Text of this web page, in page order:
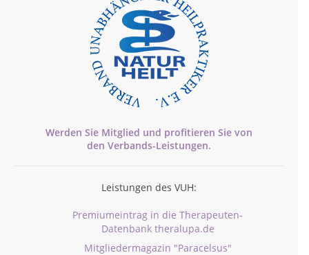
Werden Sie Mitglied und profitieren Sie von
den Verbands-Leistungen.
Leistungen des VUH:
Premiumeintrag in die Therapeuten-
Datenbank theralupa.de
Mitgliedermagazin "Paracelsus"